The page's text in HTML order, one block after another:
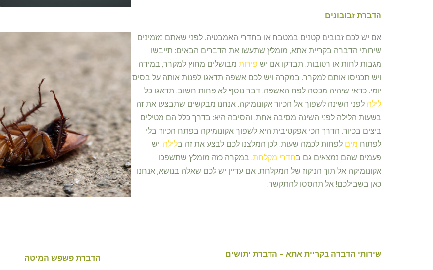
הדברת זבובונים
אם יש לכם זבובים קטנים במטבח או בחדרי האמבטיה. לפני שאתם מזמינים
שירותי הדברה בקריית אתא, מומלץ שתעשו את הדברים הבאים: תייבשו
מגבות לחות או רטובות. תבדקו אם יש פירות מבושלים מחוץ למקרר, במידה
ויש תכניסו אותם למקרר. במקרה ויש לכם אשפה תדאגו לפנות אותה על בסיס
יומי. כדאי שיהיה מכסה לפח האשפה. דבר נוסף לא פחות חשוב: תדאגו כל
לילה לפני השינה לשפוך אל הכיור אקונומיקה. אנחנו מבקשים שתבצעו את זה
בשעות הלילה לפני השינה מסיבה אחת. והסיבה היא: בדרך כלל הם מטילים
ביצים בכיור. הדרך הכי אפקטיבית היא לשפוך אקונומיקה בפתח הכיור בלי
לפתוח מים לפחות לכמה שעות. לכן המלצנו לכם לבצע את זה בלילה. יש
פעמים שהם נמצאים גם בחדרי מקלחת. במקרה כזה מומלץ שתשפכו
אקונומיקה אל תוך הניקוז של המקלחת. אם עדיין יש לכם שאלה בנושא, אנחנו
כאן בשבילכם! אל תהססו להתקשר.
שירותי הדברה בקריית אתא - הדברת יתושים הדברת פשפש המיטה